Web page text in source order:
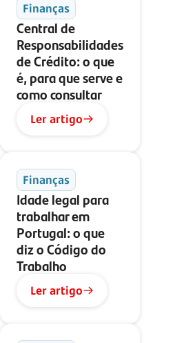
Finanças
Central de
Responsabilidades
de Crédito: o que
é, para que serve e
como consultar
Ler artigo
Finanças
Idade legal para
trabalhar em
Portugal: o que
diz o Código do
Trabalho
Ler artigo